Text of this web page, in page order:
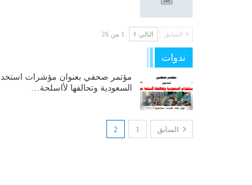
السابق التالي 1 من 26
ندوات
مؤتمر صحفي بعنوان مؤشرات
السعودية وتحالفها لأاسلحة…
السابق 1
2